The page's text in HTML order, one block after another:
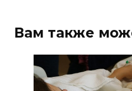
Вам также